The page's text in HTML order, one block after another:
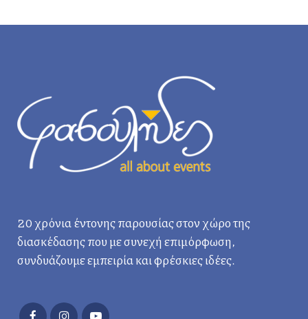
20 χρόνια έντονης παρουσίας στον χώρο της
διασκέδασης που με συνεχή επιμόρφωση,
συνδυάζουμε εμπειρία και φρέσκιες ιδέες.